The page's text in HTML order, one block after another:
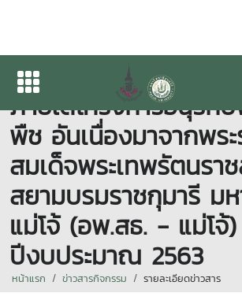
การประชุมนำเสนอผล
ภายใต้โครงการอนุรัก
พืช อันเนื่องมาจากพระ
สมเด็จพระเทพรัตนรา
สยามบรมราชกุมารี ม
แม่โจ้ (อพ.สธ. - แม่โจ้)
ปีงบประมาณ 2563
หน้าแรก ข่าวสารกิจกรรม รายละเอียดข่าวสาร